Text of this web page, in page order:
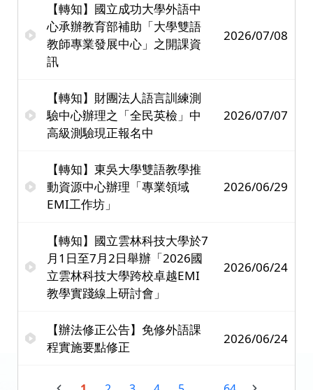
【轉知】國立成功大學外語中
心承辦教育部補助「大學雙語
教師專業發展中心」之開課資
訊
2026/07/08
【轉知】財團法人語言訓練測
驗中心辦理之「全民英檢」中
高級測驗現正報名中
2026/07/07
【轉知】東吳大學雙語教學推
動資源中心辦理「專業領域
EMI工作坊」
2026/06/29
【轉知】國立雲林科技大學於7
月1日至7月2日舉辦「2026國
立雲林科技大學跨校卓越EMI
教學實踐線上研討會」
2026/06/24
【辦法修正公告】免修外語課
程實施要點修正
2026/06/24